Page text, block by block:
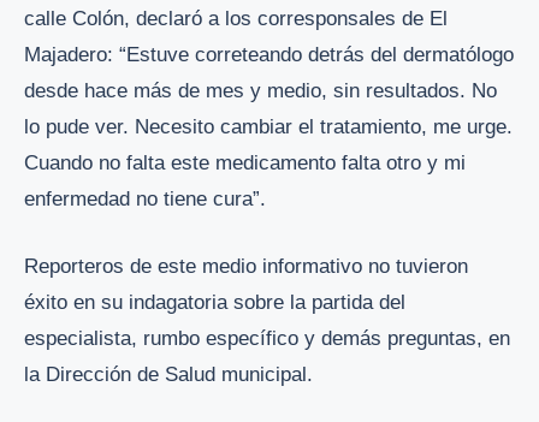
calle Colón, declaró a los corresponsales de El
Majadero: “Estuve correteando detrás del dermatólogo
desde hace más de mes y medio, sin resultados. No
lo pude ver. Necesito cambiar el tratamiento, me urge.
Cuando no falta este medicamento falta otro y mi
enfermedad no tiene cura”.
Reporteros de este medio informativo no tuvieron
éxito en su indagatoria sobre la partida del
especialista, rumbo específico y demás preguntas, en
la Dirección de Salud municipal.